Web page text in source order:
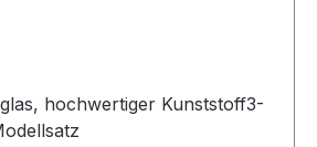
hochwertiger Kunststoff3-